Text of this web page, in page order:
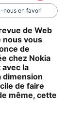
nous en favori
de Web
nous vous
de
chez Nokia
la
dimension
de faire
même, cette